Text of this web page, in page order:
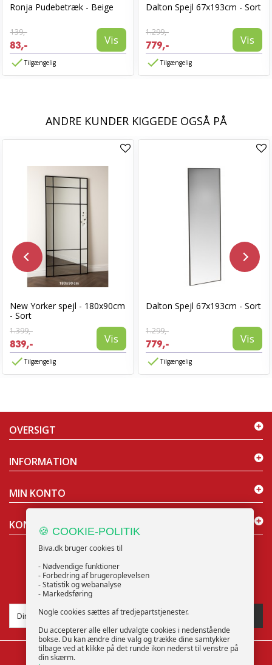
Ronja Pudebetræk - Beige
139,-
83,- Vis
Tilgængelig
Dalton Spejl 67x193cm - Sort
1.299,-
779,- Vis
Tilgængelig
ANDRE KUNDER KIGGEDE OGSÅ PÅ
New Yorker spejl - 180x90cm
- Sort
1.399,-
839,- Vis
Tilgængelig
Dalton Spejl 67x193cm - Sort
1.299,-
779,- Vis
Tilgængelig
OVERSIGT
INFORMATION
MIN KONTO
KONTAKT OS
NYHEDSBREV
🍪 COOKIE-POLITIK
Biva.dk bruger cookies til
- Nødvendige funktioner
- Forbedring af brugeroplevelsen
- Statistik og webanalyse
- Markedsføring
Nogle cookies sættes af tredjepartstjenester.
Du accepterer alle eller udvalgte cookies i nedenstående
bokse. Du kan ændre dine valg og trække dine samtykker
tilbage ved at klikke på det runde ikon nederst til venstre på
din skærm.